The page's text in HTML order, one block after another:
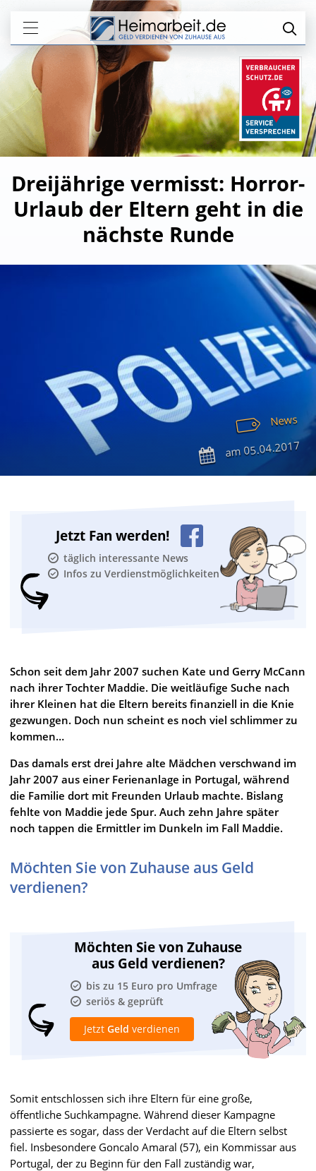
Dreijährige vermisst: Horror-
Urlaub der Eltern geht in die
nächste Runde
News
am05.04.2017
Jetzt Fan werden!
täglich interessante News
Infos zu Verdienstmöglichkeiten
Schon seit dem Jahr 2007 suchen Kate und Gerry McCann
nach ihrer Tochter Maddie. Die weitläufige Suche nach
ihrer Kleinen hat die Eltern bereits finanziell in die Knie
gezwungen. Doch nun scheint es noch viel schlimmer zu
kommen…
Das damals erst drei Jahre alte Mädchen verschwand im
Jahr 2007 aus einer Ferienanlage in Portugal, während
die Familie dort mit Freunden Urlaub machte. Bislang
fehlte von Maddie jede Spur. Auch zehn Jahre später
noch tappen die Ermittler im Dunkeln im Fall Maddie.
Möchten Sie von Zuhause aus Geld
verdienen?
Möchten Sie von Zuhause
aus Geld verdienen?
bis zu 15 Euro pro Umfrage
seriös & geprüft
Jetzt Geld verdienen
Somit entschlossen sich ihre Eltern für eine große,
öffentliche Suchkampagne. Während dieser Kampagne
passierte es sogar, dass der Verdacht auf die Eltern selbst
fiel. Insbesondere Goncalo Amaral (57), ein Kommissar aus
Portugal, der zu Beginn für den Fall zuständig war,